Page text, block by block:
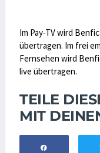
Im Pay-TV wird
übertragen. Im frei
Fernsehen wird
live übertragen.
TEILE
MIT